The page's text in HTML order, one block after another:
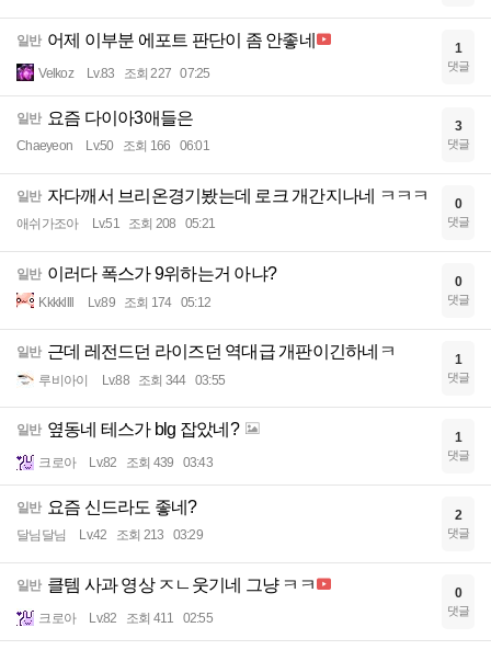
일반 어제 이부분 에포트 판단이 좀 안좋네
Velkoz Lv.83 조회 227 07:25
1
댓글
일반 요즘 다이아3애들은
Chaeyeon Lv.50 조회 166 06:01
3
댓글
일반 자다깨서 브리온경기봤는데 로크 개간지나네 ㅋㅋㅋ
애쉬가조아 Lv.51 조회 208 05:21
0
댓글
일반 이러다 폭스가 9위하는거 아냐?
Kkkkllll Lv.89 조회 174 05:12
0
댓글
일반 근데 레전드던 라이즈던 역대급 개판이긴하네ㅋ
루비아이 Lv.88 조회 344 03:55
1
댓글
일반 옆동네 테스가 blg 잡았네?
크로아 Lv.82 조회 439 03:43
1
댓글
일반 요즘 신드라도 좋네?
달님달님 Lv.42 조회 213 03:29
2
댓글
일반 클템 사과 영상 ㅈㄴ웃기네 그냥 ㅋㅋ
크로아 Lv.82 조회 411 02:55
0
댓글